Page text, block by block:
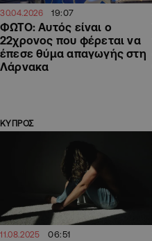
30.04.2026 19:07
ΦΩΤΟ: Αυτός είναι ο
22χρονος που φέρεται να
έπεσε θύμα απαγωγής στη
Λάρνακα
ΚΥΠΡΟΣ
11.08.2025 06:51